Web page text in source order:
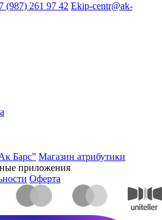
(987) 261 97 42 Ekip-centr@ak-
Барс” Магазин атрибутики
приложения
Оферта